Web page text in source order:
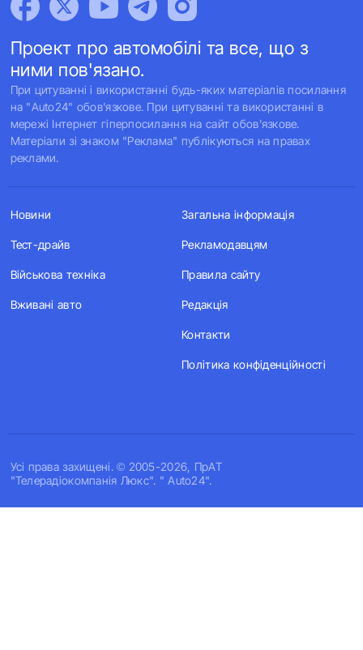
Проект про автомобілі та все, що з
ними пов'язано.
При цитуванні і використанні будь-яких матеріалів посилання
на "Auto24" обов'язкове. При цитуванні та використанні в
мережі Інтернет гіперпосилання на сайт обов'язкове.
Матеріали зі знаком "Реклама" публікуються на правах
реклами.
Усi права захищенi. © 2005-2026, ПрАТ
"Телерадіокомпанія Люкс". " Auto24".
Новини
Тест-драйв
Військова техніка
Вживані авто
Загальна інформація
Рекламодавцям
Правила сайту
Редакція
Контакти
Політика конфіденційності